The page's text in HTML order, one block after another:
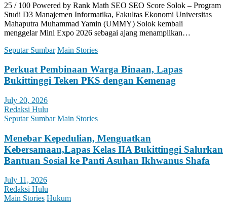
25 / 100 Powered by Rank Math SEO SEO Score Solok – Program
Studi D3 Manajemen Informatika, Fakultas Ekonomi Universitas
Mahaputra Muhammad Yamin (UMMY) Solok kembali
menggelar Mini Expo 2026 sebagai ajang menampilkan…
Seputar Sumbar Main Stories
Perkuat Pembinaan Warga Binaan, Lapas
Bukittinggi Teken PKS dengan Kemenag
July 20, 2026
Redaksi Hulu
Seputar Sumbar Main Stories
Menebar Kepedulian, Menguatkan
Kebersamaan,Lapas Kelas IIA Bukittinggi Salurkan
Bantuan Sosial ke Panti Asuhan Ikhwanus Shafa
July 11, 2026
Redaksi Hulu
Main Stories Hukum